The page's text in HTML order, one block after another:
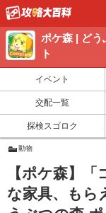
ポケ森 | どう
ト
イベント
交配一覧
探検スゴロク
動物
【ポケ森】
な家具、もら